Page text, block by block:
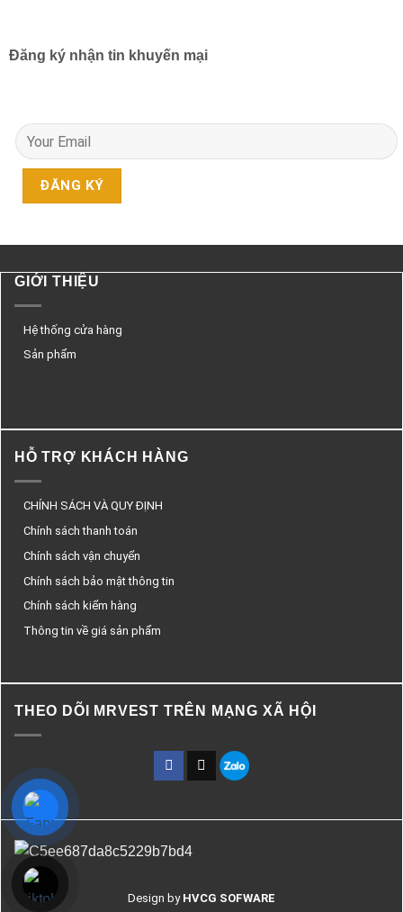
Đăng ký nhận tin khuyến mại
GIỚI THIỆU
Hệ thống cửa hàng
Sản phẩm
HỖ TRỢ KHÁCH HÀNG
CHÍNH SÁCH VÀ QUY ĐỊNH
Chính sách thanh toán
Chính sách vận chuyển
Chính sách bảo mật thông tin
Chính sách kiểm hàng
Thông tin về giá sản phẩm
THEO DÕI MRVEST TRÊN MẠNG XÃ HỘI
Design by HVCG SOFWARE